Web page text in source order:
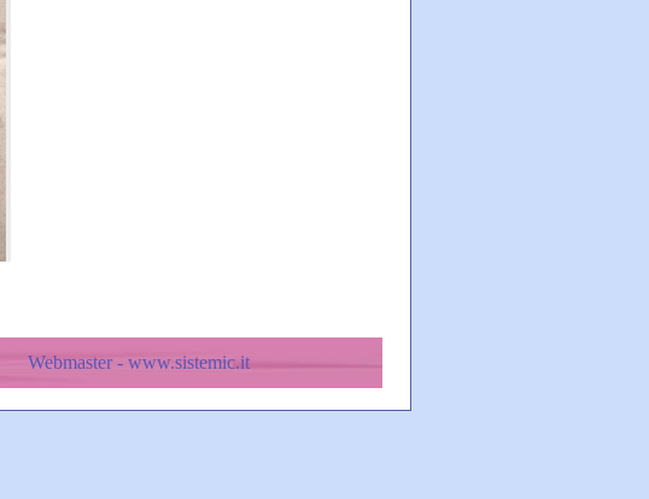
Webmaster - www.sistemic.it